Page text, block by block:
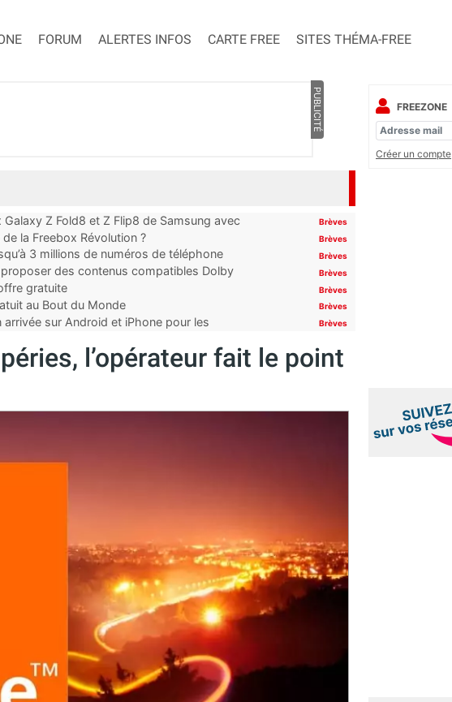
FORUM ALERTES INFOS CARTE FREE SITES THÉMA-FREE
PUBLICITÉ
Z Fold8 et Z Flip8 de Samsung avec
Brèves
la Freebox Révolution ? Brèves
3 millions de numéros de téléphone
Brèves
proposer des contenus compatibles Dolby
Brèves
gratuite Brèves
au Bout du Monde Brèves
sur Android et iPhone pour les
Brèves
l’opérateur fait le point
FREEZONE
Créer un compte